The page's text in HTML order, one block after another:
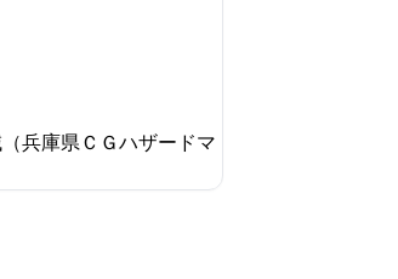
兵庫県ＣＧハザードマ